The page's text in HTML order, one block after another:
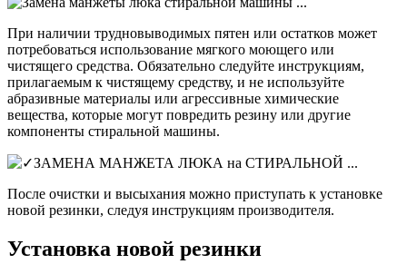
При наличии трудновыводимых пятен или остатков может
потребоваться использование мягкого моющего или
чистящего средства. Обязательно следуйте инструкциям,
прилагаемым к чистящему средству, и не используйте
абразивные материалы или агрессивные химические
вещества, которые могут повредить резину или другие
компоненты стиральной машины.
После очистки и высыхания можно приступать к установке
новой резинки, следуя инструкциям производителя.
Установка новой резинки